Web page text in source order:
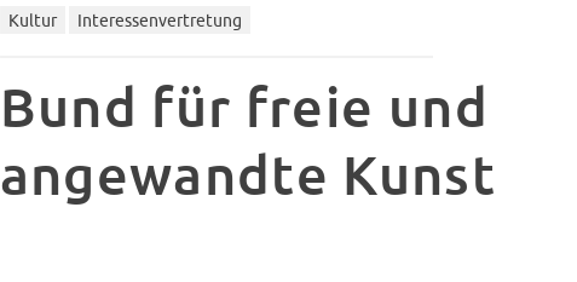
Kultur Interessenvertretung
Bund für freie und
angewandte Kunst